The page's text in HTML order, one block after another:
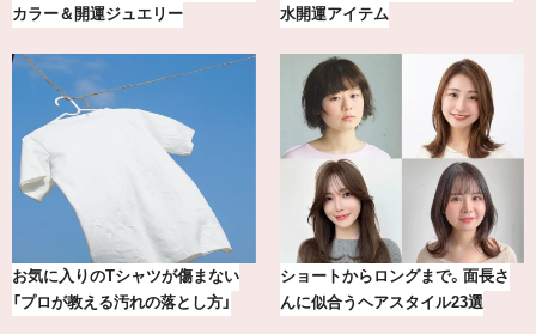
きちんとパンツ”が夏の味方
アを「眼鏡市場」で探して。
【最新版】20代、30代読者が選んだ
理想の結婚指輪10選
20年の研究が生んだ、『TSUBAKI
の圧倒的な艶力【エデ…